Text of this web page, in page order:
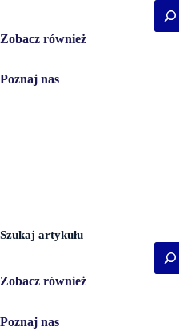
Zobacz również
Poznaj nas
Szukaj artykułu
Zobacz również
Poznaj nas